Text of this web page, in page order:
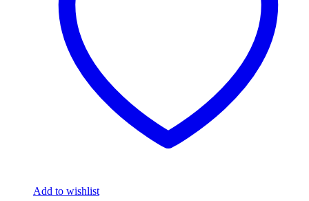
Add to wishlist